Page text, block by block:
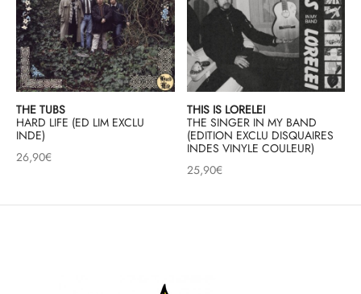
THE TUBS
HARD LIFE (ED LIM EXCLU
INDE)
26,90€
THIS IS LORELEI
THE SINGER IN MY BAND
(EDITION EXCLU DISQUAIRES
INDES VINYLE COULEUR)
25,90€